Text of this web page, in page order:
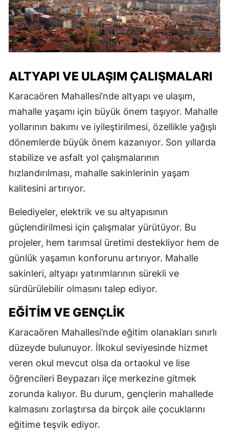
ALTYAPI VE ULAŞIM ÇALIŞMALARI
Karacaören Mahallesi’nde altyapı ve ulaşım,
mahalle yaşamı için büyük önem taşıyor. Mahalle
yollarının bakımı ve iyileştirilmesi, özellikle yağışlı
dönemlerde büyük önem kazanıyor. Son yıllarda
stabilize ve asfalt yol çalışmalarının
hızlandırılması, mahalle sakinlerinin yaşam
kalitesini artırıyor.
Belediyeler, elektrik ve su altyapısının
güçlendirilmesi için çalışmalar yürütüyor. Bu
projeler, hem tarımsal üretimi destekliyor hem de
günlük yaşamın konforunu artırıyor. Mahalle
sakinleri, altyapı yatırımlarının sürekli ve
sürdürülebilir olmasını talep ediyor.
EĞITIM VE GENÇLIK
Karacaören Mahallesi’nde eğitim olanakları sınırlı
düzeyde bulunuyor. İlkokul seviyesinde hizmet
veren okul mevcut olsa da ortaokul ve lise
öğrencileri Beypazarı ilçe merkezine gitmek
zorunda kalıyor. Bu durum, gençlerin mahallede
kalmasını zorlaştırsa da birçok aile çocuklarını
eğitime teşvik ediyor.